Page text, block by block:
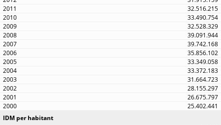
32.516.215
33.490.754
32.528.329
39.091.944
39.742.168
35.856.102
33.349.058
33.372.183
31.664.723
28.155.297
26.675.797
25.402.441
IDM per habitant